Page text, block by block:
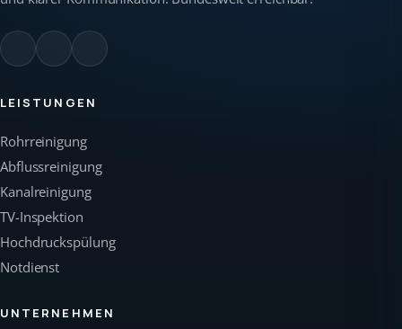
LEISTUNGEN
Rohrreinigung
Abflussreinigung
Kanalreinigung
TV-Inspektion
Hochdruckspülung
Notdienst
UNTERNEHMEN